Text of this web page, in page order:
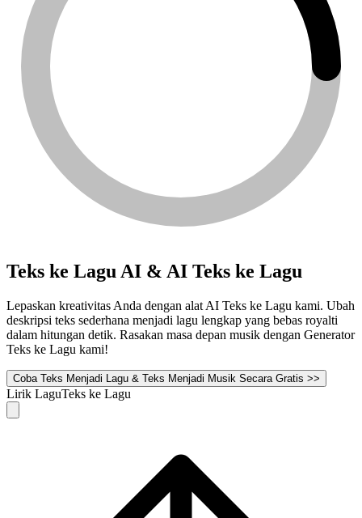
Teks ke Lagu AI & AI Teks ke Lagu
Lepaskan kreativitas Anda dengan alat AI Teks ke Lagu kami. Ubah
deskripsi teks sederhana menjadi lagu lengkap yang bebas royalti
dalam hitungan detik. Rasakan masa depan musik dengan Generator
Teks ke Lagu kami!
Coba Teks Menjadi Lagu & Teks Menjadi Musik Secara Gratis >>
Lirik LaguTeks ke Lagu